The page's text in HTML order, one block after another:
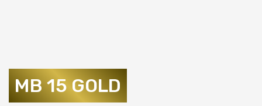
MB 15 GOLD